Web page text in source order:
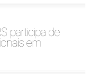
participa de
em